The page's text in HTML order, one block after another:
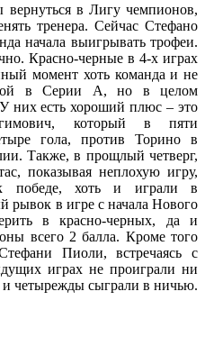
в Лигу чемпионов,
тренера. Сейчас Стефано
начала выигрывать трофеи.
Красно-черные в 4-х играх
момент хоть команда и не
в Серии А, но в целом
них есть хороший плюс – это
который в пяти
гола, против Торино в
Также, в прощлый четверг,
показывая неплохую игру,
победе, хоть и играли в
рывок в игре с начала Нового
в красно-черных, да и
всего 2 балла. Кроме того
Пиоли, встречаясь с
играх не проиграли ни
и четырежды сыграли в ничью.